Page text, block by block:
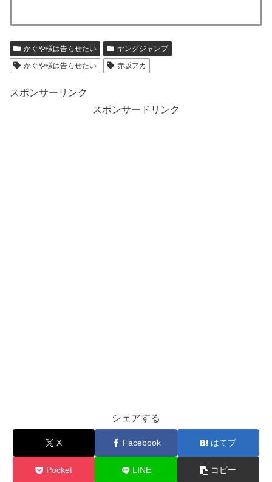
かぐや様は告らせたい
ヤングジャンプ
かぐや様は告らせたい
赤坂アカ
スポンサーリンク
スポンサードリンク
シェアする
X Facebook はてブ
Pocket LINE コピー